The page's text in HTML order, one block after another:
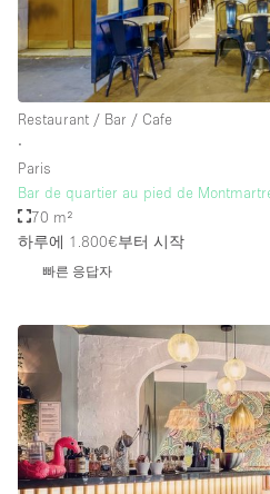
Restaurant / Bar / Cafe
∙
Paris
Bar de quartier au pied de
70 m²
하루에 1.800€부터 시작
빠른 응답자